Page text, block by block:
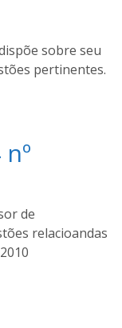
sobre seu
pertinentes.
de
relacioandas